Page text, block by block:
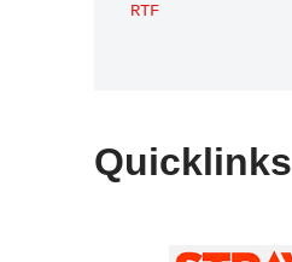
RTF
Quicklinks